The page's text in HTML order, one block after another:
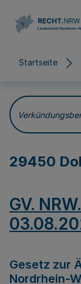
Startseite
29450
GV.
Gesetz zur
Nordrhein-